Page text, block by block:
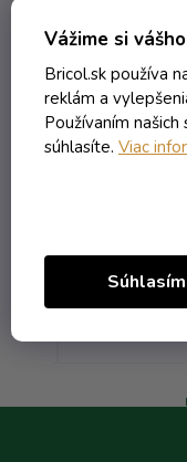
Vážime si
Bricol.sk používa
reklám a
Používaním
súhlasíte. Viac
Súhlasím
Pohár